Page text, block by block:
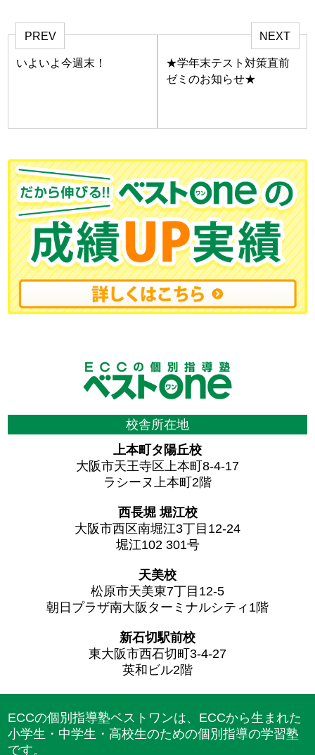
PREV
いよいよ今週末！
NEXT
★学年末テスト対策直前
ゼミのお知らせ★
校舎所在地
上本町タ陽丘校
大阪市天王寺区上本町8-4-17
ラシーヌ上本町2階
西長堀 堀江校
大阪市西区南堀江3丁目12-24
堀江102 301号
天美校
松原市天美東7丁目12-5
朝日プラザ南大阪ターミナルシティ1階
新石切駅前校
東大阪市西石切町3-4-27
英和ビル2階
ECCの個別指導塾ベストワンは、ECCから生まれた
小学生・中学生・高校生のための個別指導の学習塾
です。